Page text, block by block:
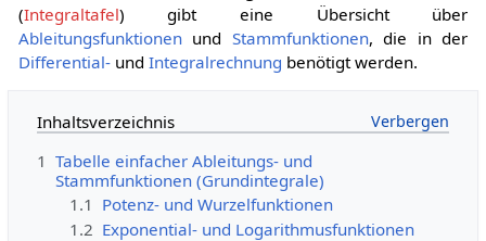
(Integraltafel) gibt eine Übersicht über
Ableitungsfunktionenund Stammfunktionen, die in der
Differential-und Integralrechnung benötigt werden.
Inhaltsverzeichnis
1 Tabelle einfacher Ableitungs- und
Stammfunktionen (Grundintegrale)
1.1 Potenz- und Wurzelfunktionen
1.2 Exponential- und Logarithmusfunktionen